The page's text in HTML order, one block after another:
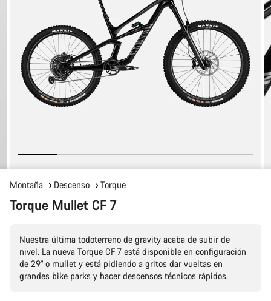
Montaña Descenso Torque
Torque Mullet CF 7
Nuestra última todoterreno de gravity acaba de subir de
nivel. La nueva Torque CF 7 está disponible en configuración
de 29" o mullet y está pidiendo a gritos dar vueltas en
grandes bike parks y hacer descensos técnicos rápidos.